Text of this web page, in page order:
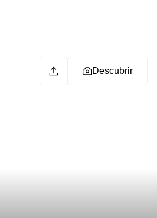
Descubrir